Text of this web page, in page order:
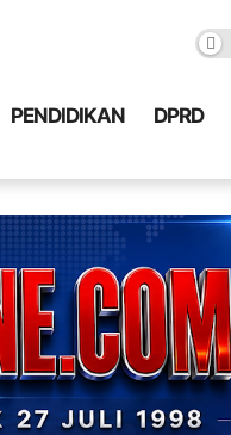
PENDIDIKAN DPRD